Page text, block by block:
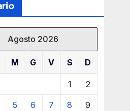
Agosto 2026
M G V S D
1 2
5 6 7 8 9